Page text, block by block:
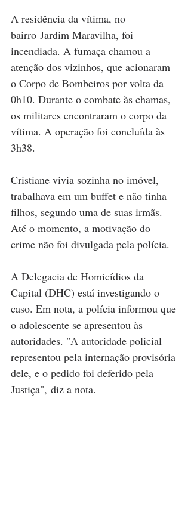
A residência da vítima, no
bairro Jardim Maravilha, foi
incendiada. A fumaça chamou a
atenção dos vizinhos, que acionaram
o Corpo de Bombeiros por volta da
0h10. Durante o combate às chamas,
os militares encontraram o corpo da
vítima. A operação foi concluída às
3h38.
Cristiane vivia sozinha no imóvel,
trabalhava em um buffet e não tinha
filhos, segundo uma de suas irmãs.
Até o momento, a motivação do
crime não foi divulgada pela polícia.
A Delegacia de Homicídios da
Capital (DHC) está investigando o
caso. Em nota, a polícia informou que
o adolescente se apresentou às
autoridades. "A autoridade policial
representou pela internação provisória
dele, e o pedido foi deferido pela
Justiça", diz a nota.